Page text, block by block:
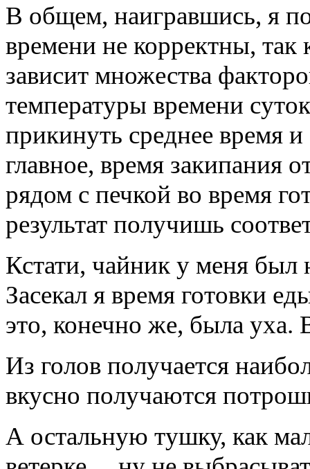
В общем, наигравшись, я
времени не корректны, так
зависит множества
температуры времени
прикинуть среднее время
главное, время закипания
рядом с печкой во время
результат получишь
Кстати, чайник у меня
Засекал я время готовки
это, конечно же, была уха.
Из голов получается
вкусно получаются
А остальную тушку, как